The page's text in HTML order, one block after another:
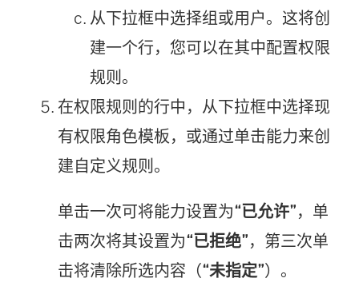
从下拉框中选择组或用户。这将创
建一个行，您可以在其中配置权限
规则。
在权限规则的行中，从下拉框中选择现
有权限角色模板，或通过单击能力来创
建自定义规则。
单击一次可将能力设置为“已允许”，单
击两次将其设置为“已拒绝”，第三次单
击将清除所选内容（“未指定”）。